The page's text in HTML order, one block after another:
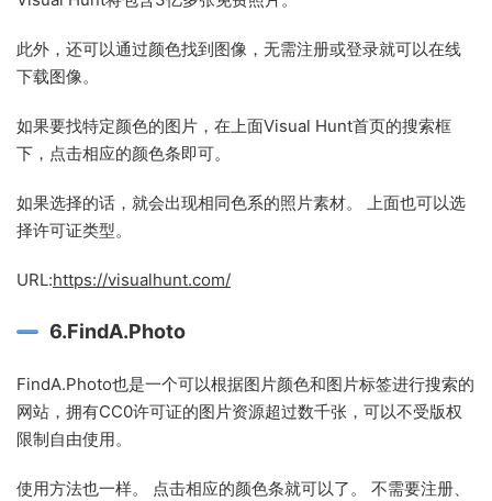
此外，还可以通过颜色找到图像，无需注册或登录就可以在线
下载图像。
如果要找特定颜色的图片，在上面Visual Hunt首页的搜索框
下，点击相应的颜色条即可。
如果选择的话，就会出现相同色系的照片素材。 上面也可以选
择许可证类型。
URL:https://visualhunt.com/
6.FindA.Photo
FindA.Photo也是一个可以根据图片颜色和图片标签进行搜索的
网站，拥有CC0许可证的图片资源超过数千张，可以不受版权
限制自由使用。
使用方法也一样。 点击相应的颜色条就可以了。 不需要注册、